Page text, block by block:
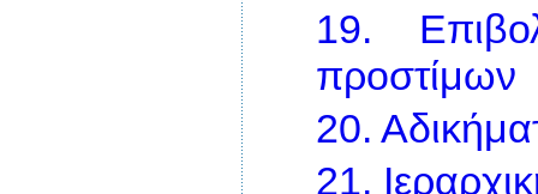
19.
προστίμων
20.
21.